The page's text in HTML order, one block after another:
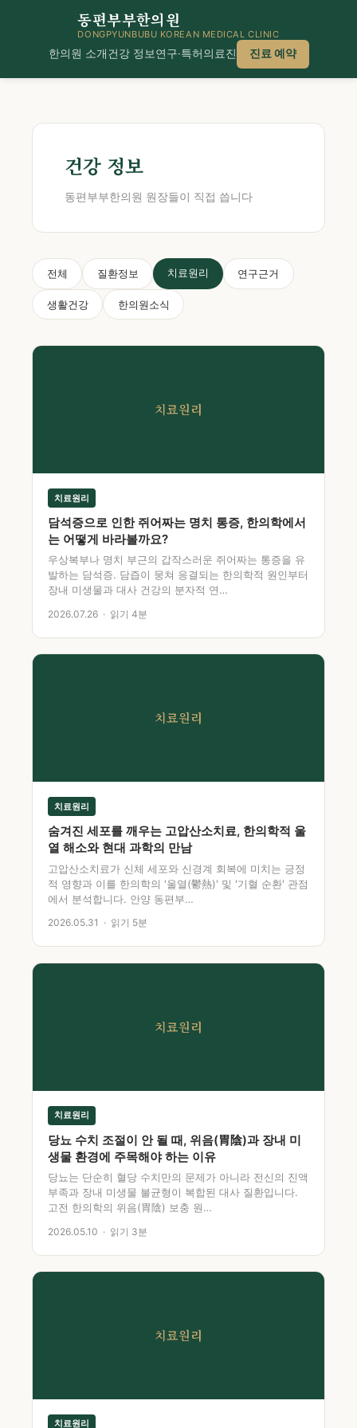
동편부부한의원
DONGPYUNBUBU KOREAN MEDICAL CLINIC
한의원 소개건강 정보연구·특허의료진 진료 예약
건강 정보
동편부부한의원 원장들이 직접 씁니다
전체 질환정보 치료원리 연구근거
생활건강 한의원소식
치료원리
치료원리
담석증으로 인한 쥐어짜는 명치 통증, 한의학에서
는 어떻게 바라볼까요?
우상복부나 명치 부근의 갑작스러운 쥐어짜는 통증을 유
발하는 담석증. 담즙이 뭉쳐 응결되는 한의학적 원인부터
장내 미생물과 대사 건강의 분자적 연…
2026.07.26 · 읽기 4분
치료원리
치료원리
숨겨진 세포를 깨우는 고압산소치료, 한의학적 울
열 해소와 현대 과학의 만남
고압산소치료가 신체 세포와 신경계 회복에 미치는 긍정
적 영향과 이를 한의학의 '울열(鬱熱)' 및 '기혈 순환' 관점
에서 분석합니다. 안양 동편부…
2026.05.31 · 읽기 5분
치료원리
치료원리
당뇨 수치 조절이 안 될 때, 위음(胃陰)과 장내 미
생물 환경에 주목해야 하는 이유
당뇨는 단순히 혈당 수치만의 문제가 아니라 전신의 진액
부족과 장내 미생물 불균형이 복합된 대사 질환입니다.
고전 한의학의 위음(胃陰) 보충 원…
2026.05.10 · 읽기 3분
치료원리
치료원리